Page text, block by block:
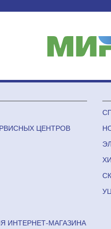
ЦЕНТРОВ
ИНТЕРНЕТ-МАГАЗИНА